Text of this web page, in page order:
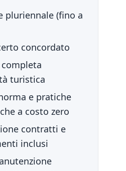
pluriennale (fino a
concordato
turistica
e pratiche
a costo zero
contratti e
inclusi